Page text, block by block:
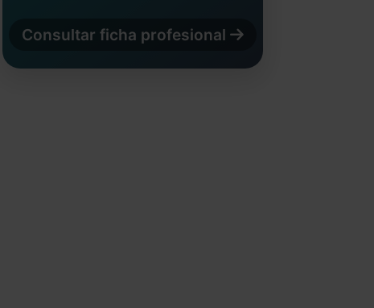
Consultar ficha profesional